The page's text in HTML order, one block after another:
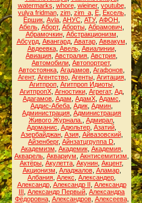
watermarks whore, wieiner, youtube,
yulya fridman, zim, zim_a, Ё, Ёксель,
Ёршик Аvla АНУС АТУ, АФОН
Абель Аборт, Аборты Абрамович
Абрамочкин, Абстракционизм
Абсурд, Авангард, Аватар, Аввакум
Авдеевка, Авель, Авиалинии,
Авиация Австралия Австрия
Автомобили Автопортрет,
Автостоянка Агадамов Агафонов
Агент, Агентство, Агенты, Агитация,
Агитпроп, Агитпроп Идиоты,
АгитпропХ, Агностики, Агрегат, Ад,
Адагамов Адам АдамХ Адамс
Аддис-Абеба Адик Админ
Администрация Администрация
Живого Журнала.
Адмирал
Адоманис Адюльтер Азатий
Азербайджан, Азия, Айвазовский,
Айзенберг, Айнзатцгруппа D
Академизм Академик, Академия,
Акварель Аквариум Акнтисемитизм
Актёры Акулетта Акунин Акцент,
Акционизм Аладжалов, Аламар,
Албания Алекс Александер
Александр, Александр II Александр
III Александр Первый Александра
Фёдоровна, Александров, Алексеева,